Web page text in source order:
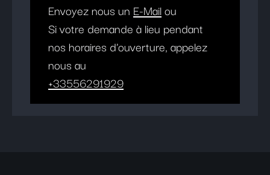
Envoyez nous un E-Mailou
Si votre demande à lieu pendant
nos horaires d'ouverture, appelez
nous au
+33556291929